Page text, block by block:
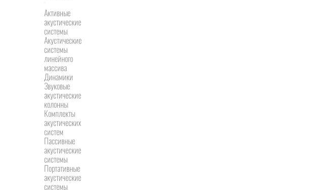
Активные
акустические
системы
Акустические
системы
линейного
массива
Динамики
Звуковые
акустические
колонны
Комплекты
акустических
систем
Пассивные
акустические
системы
Портативные
акустические
системы